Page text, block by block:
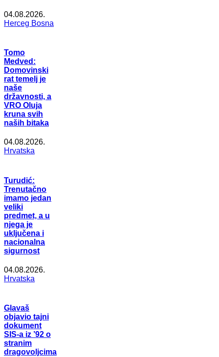
04.08.2026.
Herceg Bosna
Tomo
Medved:
Domovinski
rat temelj je
naše
državnosti, a
VRO Oluja
kruna svih
naših bitaka
04.08.2026.
Hrvatska
Turudić:
Trenutačno
imamo jedan
veliki
predmet, a u
njega je
uključena i
nacionalna
sigurnost
04.08.2026.
Hrvatska
Glavaš
objavio tajni
dokument
SIS-a iz ’92 o
stranim
dragovoljcima